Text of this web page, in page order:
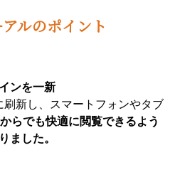
ルのポイント
ンを一新
新し、スマートフォンやタブ
らでも快適に閲覧できるよう
ました。